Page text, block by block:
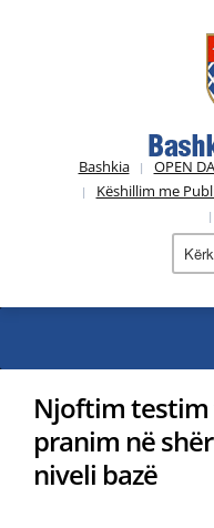
Bashkia OPEN
Këshillim me
Njoftim testim
pranim në
niveli bazë